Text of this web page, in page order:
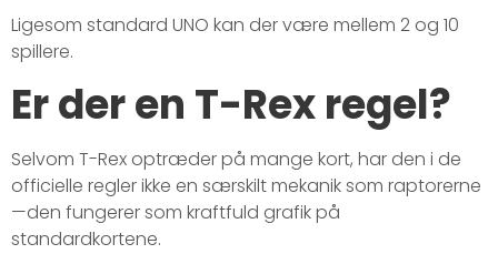
Ligesom standard UNO kan der være mellem 2 og 10
spillere.
Er der en T-Rex regel?
Selvom T-Rex optræder på mange kort, har den i de
officielle regler ikke en særskilt mekanik som raptorerne
—den fungerer som kraftfuld grafik på
standardkortene.